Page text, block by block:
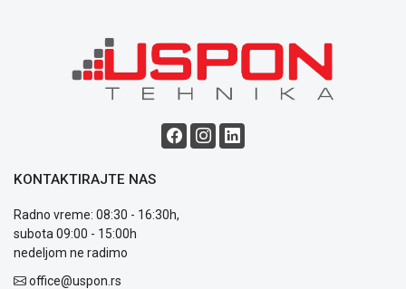
KONTAKTIRAJTE NAS
Radno vreme: 08:30 - 16:30h,
subota 09:00 - 15:00h
nedeljom ne radimo
office@uspon.rs